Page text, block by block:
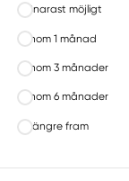
Snarast möjligt
Inom 1 månad
Inom 3 månader
Inom 6 månader
Längre fram